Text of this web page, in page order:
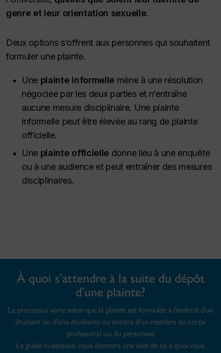
genre et leur orientation sexuelle.
Deux options s’offrent aux personnes qui souhaitent
formuler une plainte.
Une plainte informelle mène à une résolution
négociée par les deux parties et n’entraîne
aucune mesure disciplinaire. Une plainte
informelle peut être élevée au rang de plainte
officielle.
Une plainte officielle donne lieu à une enquête
ou à une audience et peut entraîner des mesures
disciplinaires.
À quoi s’attendre à la suite du dépôt
d’une plainte?
Le processus varie selon que la plainte est formulée à l’endroit d’un
étudiant ou d’une étudiante ou encore d’un membre du corps
professoral ou du personnel.
Le guide ci-dessous vous donnera une idée de ce à quoi vous